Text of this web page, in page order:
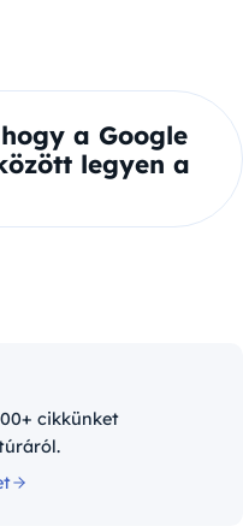
a Google
legyen a
cikkünket